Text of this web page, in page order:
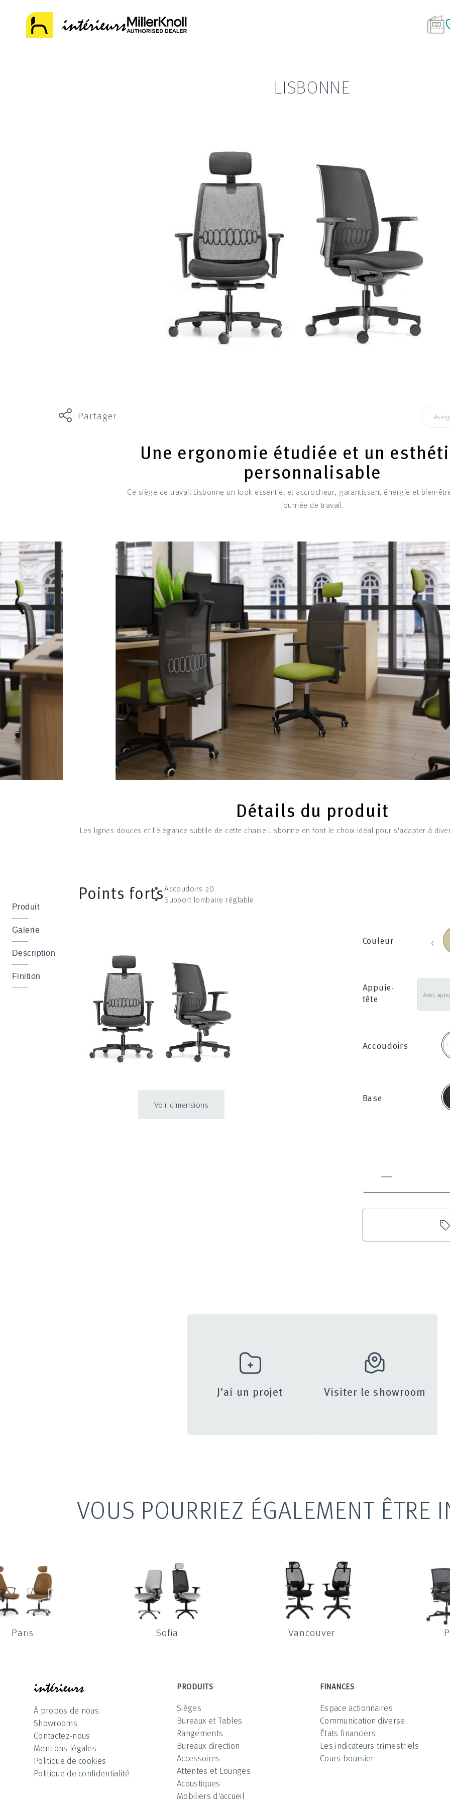
Produit
Galerie
Description
Finition
LISBONNE
Partager
Une ergonomie étudiée et un
personnalisable
Ce siège de travail Lisbonne un look essentiel et accrocheur, garantissant énergie et bien-
journée de travail.
Détails du produit
Les lignes douces et l'élégance subtile de cette chaise Lisbonne en font le choix idéal pour s'adapter à
Points fortsAccoudoirs 2D
Support lombaire réglable
Voir dimensions
Couleur
_
‹
Appuie-
tête
Accoudoirs
Base
J’ai un projet Visiter le showroom
VOUS POURRIEZ ÉGALEMENT ÊTRE
Paris Sofia Vancouver
À propos de nous
Showrooms
Contactez-nous
Mentions légales
Politique de cookies
Politique de confidentialité
PRODUITS
Sièges
Bureaux et Tables
Rangements
Bureaux direction
Accessoires
Attentes et Lounges
Acoustiques
Mobiliers d'accueil
FINANCES
Espace actionnaires
Communication diverse
États financiers
Les indicateurs trimestriels
Cours boursier